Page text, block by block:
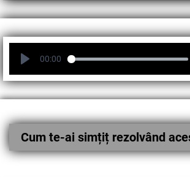
00:00
Cum te-ai simțiț rezolvând